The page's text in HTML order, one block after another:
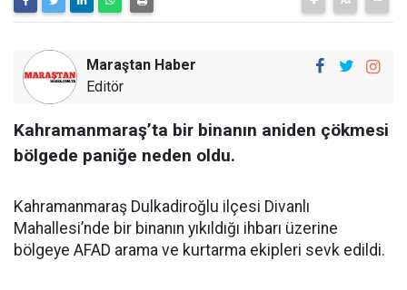
Maraştan Haber
Editör
Kahramanmaraş’ta bir binanın aniden çökmesi
bölgede paniğe neden oldu.
Kahramanmaraş Dulkadiroğlu ilçesi Divanlı
Mahallesi’nde bir binanın yıkıldığı ihbarı üzerine
bölgeye AFAD arama ve kurtarma ekipleri sevk edildi.